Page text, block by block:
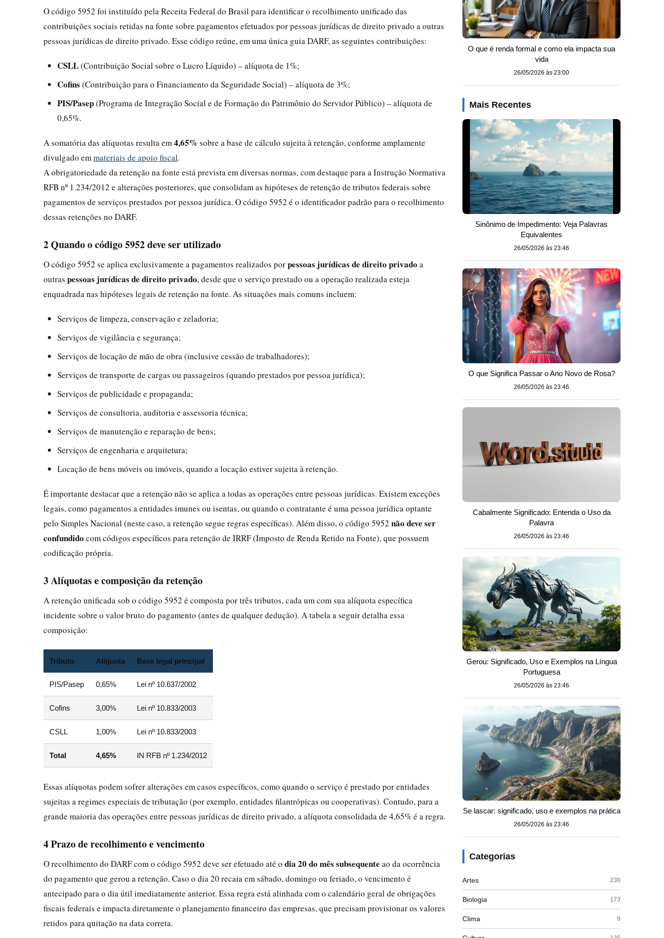
O código 5952 foi instituído pela Receita Federal do Brasil para identificar o recolhimento unificado das
contribuições sociais retidas na fonte sobre pagamentos efetuados por pessoas jurídicas de direito privado a outras
pessoas jurídicas de direito privado. Esse código reúne, em uma única guia DARF, as seguintes contribuições:
CSLL(Contribuição Social sobre o Lucro Líquido) – alíquota de 1%;
Cofins (Contribuição para o Financiamento da Seguridade Social) – alíquota de 3%;
PIS/Pasep(Programa de Integração Social e de Formação do Patrimônio do Servidor Público) – alíquota de
0,65%.
A somatória das alíquotas resulta em 4,65% sobre a base de cálculo sujeita à retenção, conforme amplamente
divulgado em materiais de apoio fiscal.
A obrigatoriedade da retenção na fonte está prevista em diversas normas, com destaque para a Instrução Normativa
RFB nº 1.234/2012 e alterações posteriores, que consolidam as hipóteses de retenção de tributos federais sobre
pagamentos de serviços prestados por pessoa jurídica. O código 5952 é o identificador padrão para o recolhimento
dessas retenções no DARF.
2 Quando o código 5952 deve ser utilizado
O código 5952 se aplica exclusivamente a pagamentos realizados porpessoas jurídicas de direito privado a
outras pessoas jurídicas de direito privado, desde que o serviço prestado ou a operação realizada esteja
enquadrada nas hipóteses legais de retenção na fonte. As situações mais comuns incluem:
Serviços de limpeza, conservação e zeladoria;
Serviços de vigilância e segurança;
Serviços de locação de mão de obra (inclusive cessão de trabalhadores);
Serviços de transporte de cargas ou passageiros (quando prestados por pessoa jurídica);
Serviços de publicidade e propaganda;
Serviços de consultoria, auditoria e assessoria técnica;
Serviços de manutenção e reparação de bens;
Serviços de engenharia e arquitetura;
Locação de bens móveis ou imóveis, quando a locação estiver sujeita à retenção.
É importante destacar que a retenção não se aplica a todas as operações entre pessoas jurídicas. Existem exceções
legais, como pagamentos a entidades imunes ou isentas, ou quando o contratante é uma pessoa jurídica optante
pelo Simples Nacional (neste caso, a retenção segue regras específicas). Além disso, o código 5952 não deve ser
confundido com códigos específicos para retenção de IRRF (Imposto de Renda Retido na Fonte), que possuem
codificação própria.
3 Alíquotas e composição da retenção
A retenção unificada sob o código 5952 é composta por três tributos, cada um com sua alíquota específica
incidente sobre o valor bruto do pagamento (antes de qualquer dedução). A tabela a seguir detalha essa
composição:
Tributo Alíquota Base legal principal
PIS/Pasep 0,65% Lei nº 10.637/2002
Cofins 3,00% Lei nº 10.833/2003
CSLL 1,00% Lei nº 10.833/2003
Total 4,65% IN RFB nº 1.234/2012
Essas alíquotas podem sofrer alterações em casos específicos, como quando o serviço é prestado por entidades
sujeitas a regimes especiais de tributação (por exemplo, entidades filantrópicas ou cooperativas). Contudo, para a
grande maioria das operações entre pessoas jurídicas de direito privado, a alíquota consolidada de 4,65% é a regra.
4 Prazo de recolhimento e vencimento
O recolhimento do DARF com o código 5952 deve ser efetuado até o dia 20 do mês subsequente ao da ocorrência
do pagamento que gerou a retenção. Caso o dia 20 recaia em sábado, domingo ou feriado, o vencimento é
antecipado para o dia útil imediatamente anterior. Essa regra está alinhada com o calendário geral de obrigações
fiscais federais e impacta diretamente o planejamento financeiro das empresas, que precisam provisionar os valores
retidos para quitação na data correta.
O que é renda formal e como ela impacta sua
vida
26/05/2026 às 23:00
Mais Recentes
Sinônimo de Impedimento: Veja Palavras
Equivalentes
26/05/2026 às 23:46
O que Significa Passar o Ano Novo de Rosa?
26/05/2026 às 23:46
Cabalmente Significado: Entenda o Uso da
Palavra
26/05/2026 às 23:46
Gerou: Significado, Uso e Exemplos na Língua
Portuguesa
26/05/2026 às 23:46
Se lascar: significado, uso e exemplos na prática
26/05/2026 às 23:46
Categorias
Artes 230
Biologia 173
Clima 9